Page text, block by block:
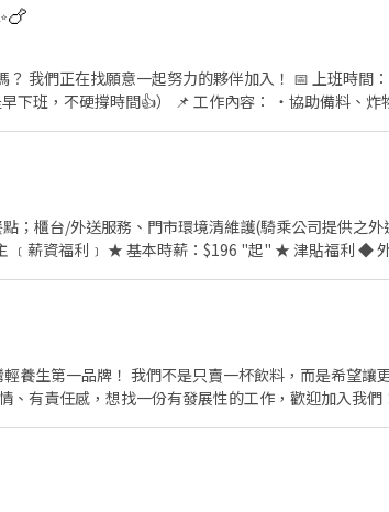
當日任職每四小時享有乙餐員餐 ◆ 生日/節慶禮卷： 你生日
遊我
◎ 詳細工作時間於面試時告知
一起努力的夥伴加入！ 📅 上班時間： 每週 二、三、四
/
當日任職每四小時享有乙餐員餐 ◆ 生日/節慶禮卷： 你生日
遊我
◎ 詳細工作時間於面試時告知